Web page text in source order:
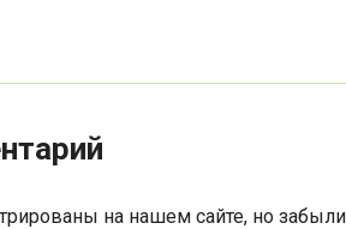
на нашем сайте, но